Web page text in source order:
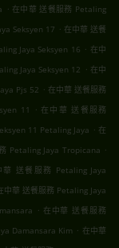
. 在中華 送餐服務 Petaling
Seksyen 17 . 在中華 送餐
Jaya Seksyen 16 . 在中
Jaya Seksyen 12 . 在中
Pjs 52 . 在中華 送餐服務
11 . 在中華 送餐服務
11 Petaling Jaya . 在
Petaling Jaya Tropicana .
華 送餐服務 Petaling Jaya
中華 送餐服務 Petaling Jaya
. 在中華 送餐服務
Damansara Kim . 在中華